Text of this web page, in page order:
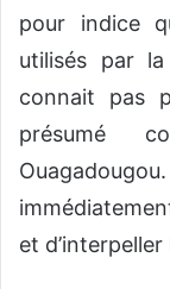
pour indice
utilisés par
connait pas
présumé
et